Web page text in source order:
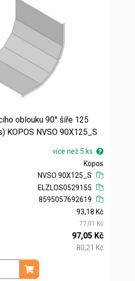
oblouku 90° šíře 125
KOPOS NVSO 90X125_S
více než 5 ks
Kopos
NVSO 90X125_S
ELZLOS0529155
8595057692619
93,18 Kč
77,01 Kč
97,05 Kč
80,21 Kč
ks
Přidat do košíku